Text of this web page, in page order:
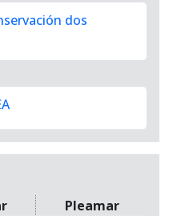
dos
Pleamar